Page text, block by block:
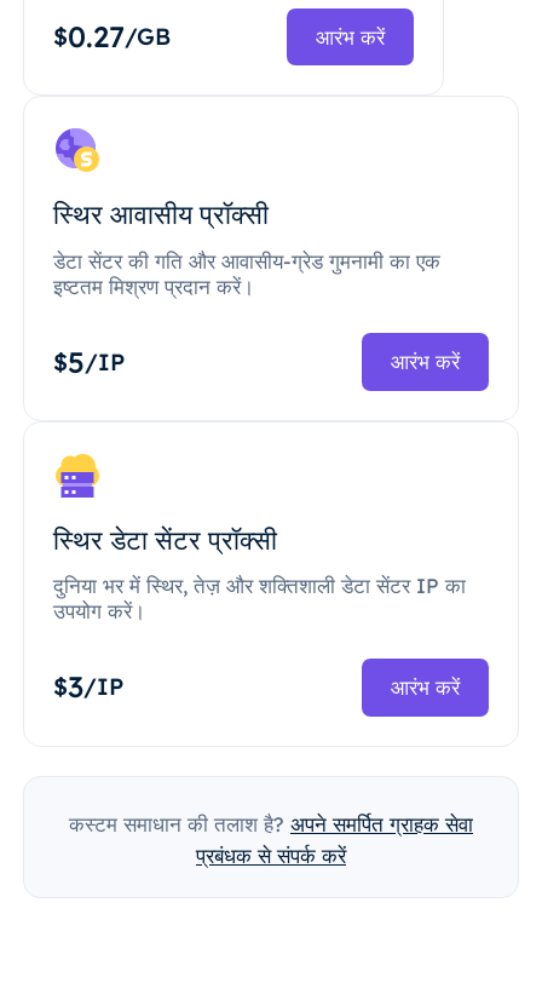
$0.27/GB आरंभ करें
स्थिर आवासीय प्रॉक्सी
डेटा सेंटर की गति और आवासीय-ग्रेड गुमनामी का एक
इष्टतम मिश्रण प्रदान करें।
$5/IP आरंभ करें
स्थिर डेटा सेंटर प्रॉक्सी
दुनिया भर में स्थिर, तेज़ और शक्तिशाली डेटा सेंटर IP का
उपयोग करें।
$3/IP आरंभ करें
कस्टम समाधान की तलाश है? अपने समर्पित ग्राहक सेवा
प्रबंधक से संपर्क करें